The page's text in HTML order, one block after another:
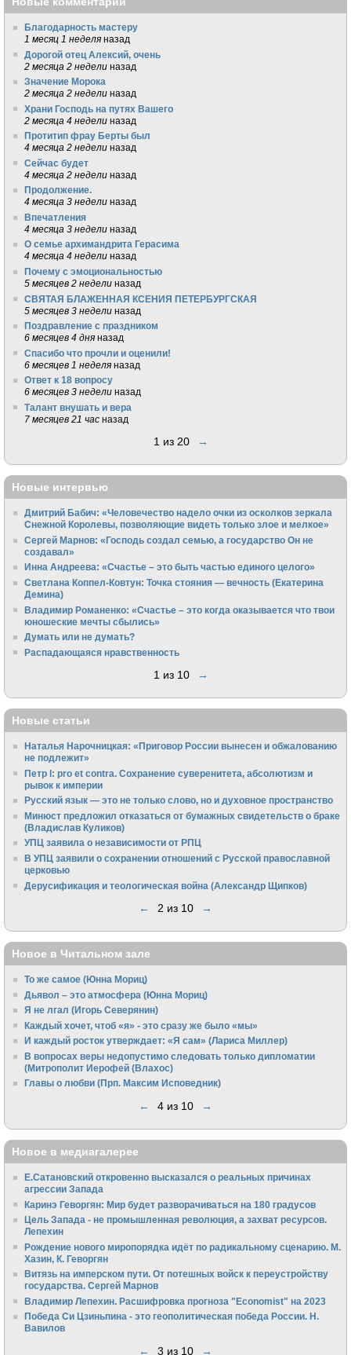
Благодарность мастеру
1 месяц 1 неделя назад
Дорогой отец Алексий, очень
2 месяца 2 недели назад
Значение Морока
2 месяца 2 недели назад
Храни Господь на путях Вашего
2 месяца 4 недели назад
Протитип фрау Берты был
4 месяца 2 недели назад
Сейчас будет
4 месяца 2 недели назад
Продолжение.
4 месяца 3 недели назад
Впечатления
4 месяца 3 недели назад
О семье архимандрита Герасима
4 месяца 4 недели назад
Почему с эмоциональностью
5 месяцев 2 недели назад
СВЯТАЯ БЛАЖЕННАЯ КСЕНИЯ ПЕТЕРБУРГСКАЯ
5 месяцев 3 недели назад
Поздравление с праздником
6 месяцев 4 дня назад
Спасибо что прочли и оценили!
6 месяцев 1 неделя назад
Ответ к 18 вопросу
6 месяцев 3 недели назад
Талант внушать и вера
7 месяцев 21 час назад
1 из 20 →
Новые интервью
Дмитрий Бабич: «Человечество надело очки из осколков зеркала
Снежной Королевы, позволяющие видеть только злое и мелкое»
Сергей Марнов: «Господь создал семью, а государство Он не
создавал»
Инна Андреева: «Счастье – это быть частью единого целого»
Светлана Коппел-Ковтун: Точка стояния — вечность (Екатерина
Демина)
Владимир Романенко: «Счастье – это когда оказывается что твои
юношеские мечты сбылись»
Думать или не думать?
Распадающаяся нравственность
1 из 10 →
Новые статьи
Наталья Нарочницкая: «Приговор России вынесен и обжалованию
не подлежит»
Петр I: pro et contra. Сохранение суверенитета, абсолютизм и
рывок к империи
Русский язык — это не только слово, но и духовное пространство
Минюст предложил отказаться от бумажных свидетельств о браке
(Владислав Куликов)
УПЦ заявила о независимости от РПЦ
В УПЦ заявили о сохранении отношений с Русской православной
церковью
Дерусификация и теологическая война (Александр Щипков)
← 2 из 10 →
Новое в Читальном зале
То же самое (Юнна Мориц)
Дьявол – это атмосфера (Юнна Мориц)
Я не лгал (Игорь Северянин)
Каждый хочет, чтоб «я» - это сразу же было «мы»
И каждый росток утверждает: «Я сам» (Лариса Миллер)
В вопросах веры недопустимо следовать только дипломатии
(Митрополит Иерофей (Влахос)
Главы о любви (Прп. Максим Исповедник)
← 4 из 10 →
Новое в медиагалерее
Е.Сатановский откровенно высказался о реальных причинах
агрессии Запада
Каринэ Геворгян: Мир будет разворачиваться на 180 градусов
Цель Запада - не промышленная революция, а захват ресурсов.
Лепехин
Рождение нового миропорядка идёт по радикальному сценарию. М.
Хазин, К. Геворгян
Витязь на имперском пути. От потешных войск к переустройству
государства. Сергей Марнов
Владимир Лепехин. Расшифровка прогноза "Economist" на 2023
Победа Си Цзиньпина - это геополитическая победа России. Н.
Вавилов
← 3 из 10 →